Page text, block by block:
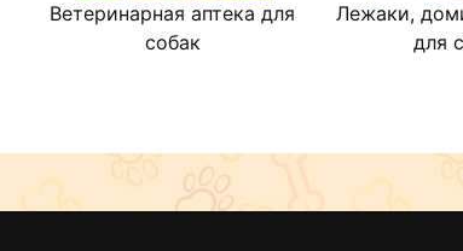
Ветеринарная аптека для
собак
Лежаки,
для